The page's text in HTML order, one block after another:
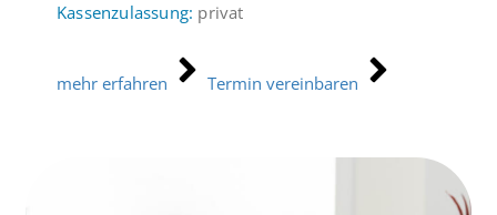
Kassenzulassung: privat
mehr erfahren Termin vereinbaren